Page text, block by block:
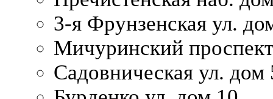
3-я Фрунзенская ул.
Мичуринский
Садовническая ул. дом